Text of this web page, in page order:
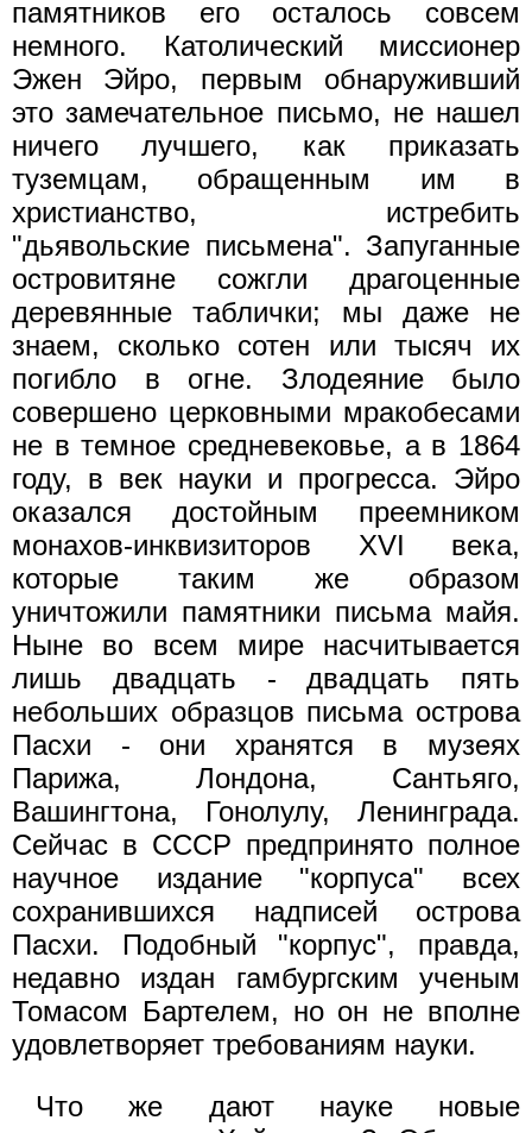
памятников его осталось совсем
немного. Католический миссионер
Эжен Эйро, первым обнаруживший
это замечательное письмо, не нашел
ничего лучшего, как приказать
туземцам, обращенным им в
христианство, истребить
"дьявольские письмена". Запуганные
островитяне сожгли драгоценные
деревянные таблички; мы даже не
знаем, сколько сотен или тысяч их
погибло в огне. Злодеяние было
совершено церковными мракобесами
не в темное средневековье, а в 1864
году, в век науки и прогресса. Эйро
оказался достойным преемником
монахов-инквизиторов XVI века,
которые таким же образом
уничтожили памятники письма майя.
Ныне во всем мире насчитывается
лишь двадцать - двадцать пять
небольших образцов письма острова
Пасхи - они хранятся в музеях
Парижа, Лондона, Сантьяго,
Вашингтона, Гонолулу, Ленинграда.
Сейчас в СССР предпринято полное
научное издание "корпуса" всех
сохранившихся надписей острова
Пасхи. Подобный "корпус", правда,
недавно издан гамбургским ученым
Томасом Бартелем, но он не вполне
удовлетворяет требованиям науки.
Что же дают науке новые